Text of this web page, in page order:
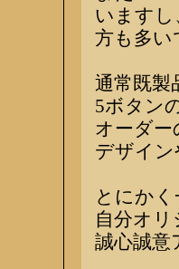
います
方も多い
通常既製
5ボタン
オーダ
デザイ
とにか
自分オ
誠心誠意